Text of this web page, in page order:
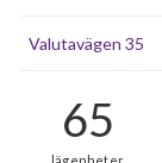
Valutavägen 35